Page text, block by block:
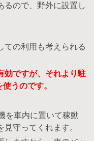
るので、野外に設置し
ての利用も考えられる
効ですが、それより駐
うのです。
を車内に置いて稼動
守ってくれます。